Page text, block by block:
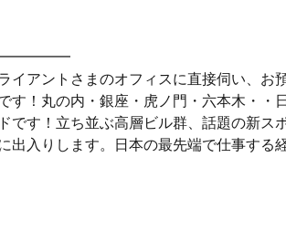
イアントさまのオフィスに直接伺い、お
す！丸の内・銀座・虎ノ門・六本木・・
です！立ち並ぶ高層ビル群、話題の新ス
出入りします。日本の最先端で仕事する